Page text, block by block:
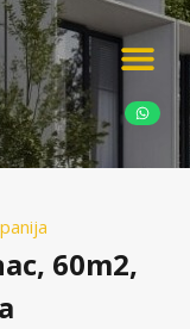
60m2,